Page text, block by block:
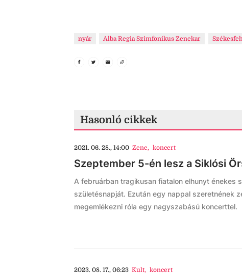
nyár Alba Regia Szimfonikus Zenekar
Hasonló cikkek
2021. 06. 28., 14:00 Zene, koncert
Szeptember 5-én lesz a Siklósi
A februárban tragikusan fiatalon elhunyt énekes
születésnapját. Ezután egy nappal szeretnének
megemlékezni róla egy nagyszabású koncerttel.
2023. 08. 17., 06:23 Kult, koncert